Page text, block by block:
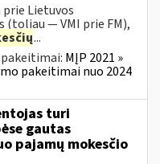
Lietuvos
(toliau ― VMI prie FM),
...
MĮP 2021 »
pakeitimai nuo 2024
turi
gautas
pajamų mokesčio